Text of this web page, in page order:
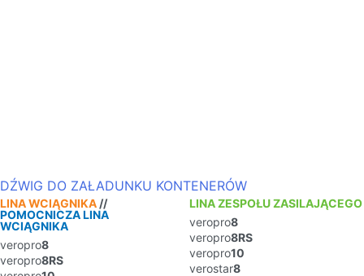
DŹWIG DO ZAŁADUNKU KONTENERÓW
LINA WCIĄGNIKA //
POMOCNICZA LINA
WCIĄGNIKA
veropro8
veropro8RS
LINA ZESPOŁU ZASILAJĄCEGO
veropro8
veropro8RS
veropro10
verostar8